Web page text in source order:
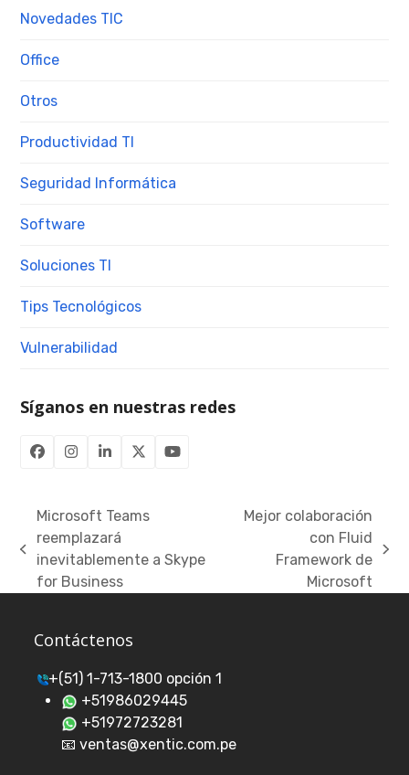
Novedades TIC
Office
Otros
Productividad TI
Seguridad Informática
Software
Soluciones TI
Tips Tecnológicos
Vulnerabilidad
Síganos en nuestras redes
FacebookInstagram
LinkedInTwitterYouTube
previous
post:
Microsoft Teams
reemplazará
inevitablemente a Skype
for Business
Mejor colaboración
con Fluid
Framework de
Microsoft
Contáctenos
+(51) 1-713-1800 opción 1
+51986029445
+51972723281
📧 ventas@xentic.com.pe